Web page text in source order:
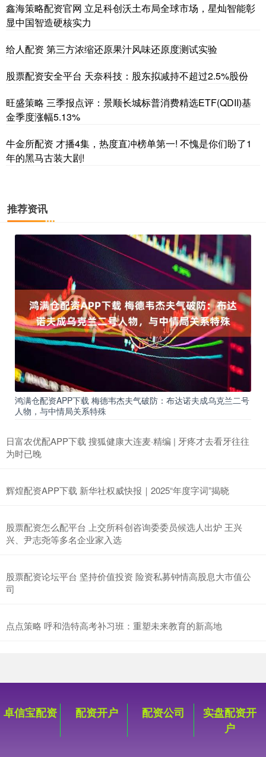
鑫海策略配资官网 立足科创沃土布局全球市场，星灿智能彰
显中国智造硬核实力
给人配资 第三方浓缩还原果汁风味还原度测试实验
股票配资安全平台 天奈科技：股东拟减持不超过2.5%股份
旺盛策略 三季报点评：景顺长城标普消费精选ETF(QDII)基
金季度涨幅5.13%
牛金所配资 才播4集，热度直冲榜单第一! 不愧是你们盼了1
年的黑马古装大剧!
推荐资讯
鸿满仓配资APP下载 梅德韦杰夫气破防：布达诺夫成乌克兰二号
人物，与中情局关系特殊
日富农优配APP下载 搜狐健康大连麦·精编 | 牙疼才去看牙往往
为时已晚
辉煌配资APP下载 新华社权威快报｜2025“年度字词”揭晓
股票配资怎么配平台 上交所科创咨询委委员候选人出炉 王兴
兴、尹志尧等多名企业家入选
股票配资论坛平台 坚持价值投资 险资私募钟情高股息大市值公
司
点点策略 呼和浩特高考补习班：重塑未来教育的新高地
卓信宝配资 配资开户 配资公司
实盘配资开
户